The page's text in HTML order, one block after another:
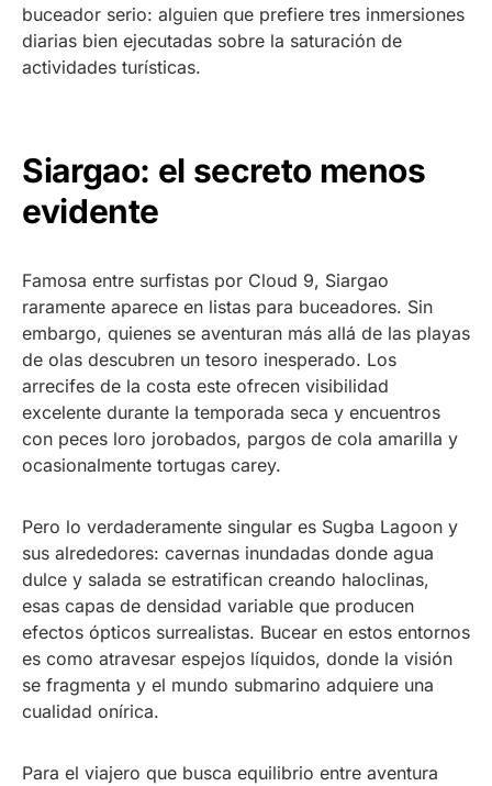
buceador serio: alguien que prefiere tres inmersiones
diarias bien ejecutadas sobre la saturación de
actividades turísticas.
Siargao: el secreto menos
evidente
Famosa entre surfistas por Cloud 9, Siargao
raramente aparece en listas para buceadores. Sin
embargo, quienes se aventuran más allá de las playas
de olas descubren un tesoro inesperado. Los
arrecifes de la costa este ofrecen visibilidad
excelente durante la temporada seca y encuentros
con peces loro jorobados, pargos de cola amarilla y
ocasionalmente tortugas carey.
Pero lo verdaderamente singular es Sugba Lagoon y
sus alrededores: cavernas inundadas donde agua
dulce y salada se estratifican creando haloclinas,
esas capas de densidad variable que producen
efectos ópticos surrealistas. Bucear en estos entornos
es como atravesar espejos líquidos, donde la visión
se fragmenta y el mundo submarino adquiere una
cualidad onírica.
Para el viajero que busca equilibrio entre aventura